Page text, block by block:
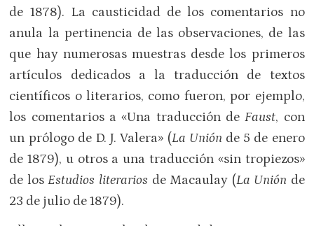
de 1878). La causticidad de los comentarios no
anula la pertinencia de las observaciones, de las
que hay numerosas muestras desde los primeros
artículos dedicados a la traducción de textos
científicos o literarios, como fueron, por ejemplo,
los comentarios a «Una traducción deFaust, con
un prólogo de D. J. Valera» (La Unión de 5 de enero
de 1879), u otros a una traducción «sin tropiezos»
de losEstudios literarios de Macaulay (La Unión de
23 de julio de 1879).